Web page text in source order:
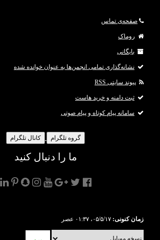
صفحه‌ی تماس
روماک
بایگانی
نشانه‌گذاری تمامی انجمن‌ها به عنوان خوانده شده
پیوند سایتی RSS
ثبت دامنه و خرید هاست
سامانه پیام کوتاه و پیام صوتی
گروه تلگرام کانال تلگرام
ما را دنبال کنید
زمان کنونی: ۰۵/۵/۱۷، ۰۱:۳۷ عصر